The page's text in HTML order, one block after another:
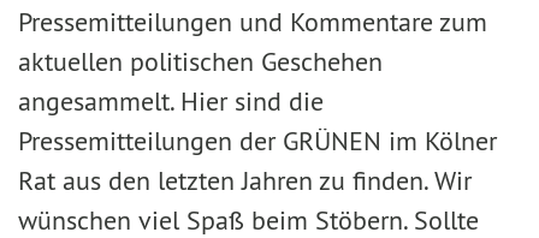
Pressemitteilungen und Kommentare zum
aktuellen politischen Geschehen
angesammelt. Hier sind die
Pressemitteilungen der GRÜNEN im Kölner
Rat aus den letzten Jahren zu finden. Wir
wünschen viel Spaß beim Stöbern. Sollte